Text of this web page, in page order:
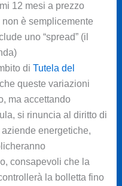
12 mesi a prezzo
è semplicemente
uno “spread” (il
di Tutela del
queste variazioni
ma accettando
si rinuncia al diritto di
energetiche,
consapevoli che la
la bolletta fino